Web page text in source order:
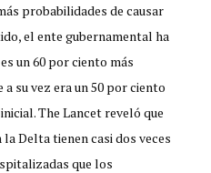
probabilidades de causar
el ente gubernamental ha
un 60 por ciento más
su vez era un 50 por ciento
The Lancet reveló que
Delta tienen casi dos veces
que los